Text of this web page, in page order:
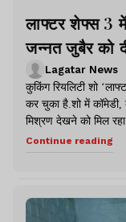
लाफ्टर शेफ्स 3 में
जन्नत जुबैर को
Lagatar News
कुकिंग रियलिटी शो
कर चुका है.शो में
मिश्रण देखने को मिल
Continue reading